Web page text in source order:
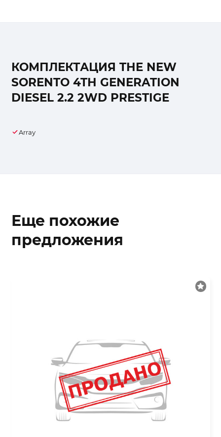
КОМПЛЕКТАЦИЯ THE NEW
SORENTO 4TH GENERATION
DIESEL 2.2 2WD PRESTIGE
Array
Еще похожие
предложения